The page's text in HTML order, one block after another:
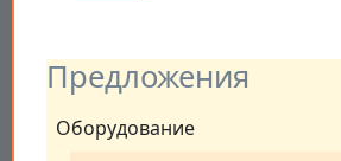
Предложения
Оборудование